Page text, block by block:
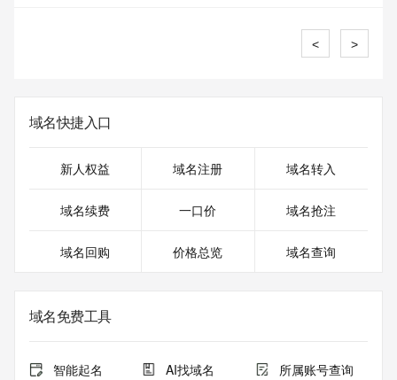
< >
域名快捷入口
新人权益 域名注册 域名转入
域名续费 一口价 域名抢注
域名回购 价格总览 域名查询
域名免费工具
智能起名 AI找域名 所属账号查询